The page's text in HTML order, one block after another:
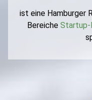
ist eine Hamburger
Bereiche Startup-